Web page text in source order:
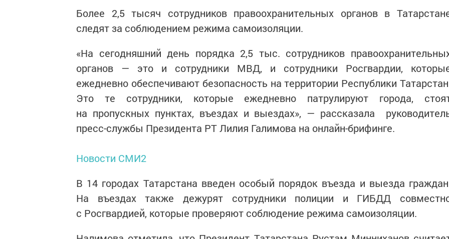
Более 2,5 тысяч сотрудников правоохранительных органов в
следят за соблюдением режима самоизоляции.
«На сегодняшний день порядка 2,5 тыс. сотрудников
органов — это и сотрудники МВД, и сотрудники Росгвардии,
ежедневно обеспечивают безопасность на территории Республики
Это те сотрудники, которые ежедневно патрулируют города,
на пропускных пунктах, въездах и выездах», — рассказала
пресс-службы Президента РТ Лилия Галимова на онлайн-брифинге.
Новости СМИ2
В 14 городах Татарстана введен особый порядок въезда и выезда
На въездах также дежурят сотрудники полиции и ГИБДД
с Росгвардией, которые проверяют соблюдение режима самоизоляции.